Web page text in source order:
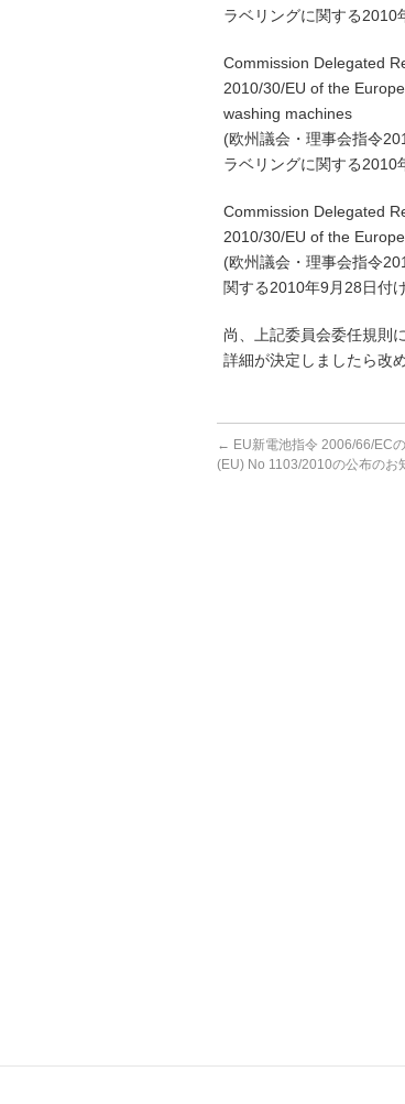
ラベリングに関する2010
Commission Delegated
2010/30/EU of the
washing machines
(欧州議会・理事会指令
ラベリングに関する2010
Commission Delegated
2010/30/EU of the
(欧州議会・理事会指令
関する2010年9月28日付
尚、上記委員会委任規則
詳細が決定しましたら改
← EU新電池指令 2006/66/EC
(EU) No 1103/2010の公布の